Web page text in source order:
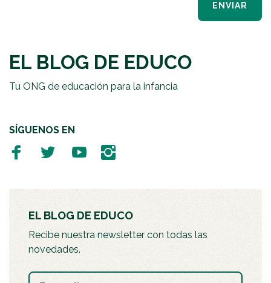
ENVIAR
EL BLOG DE EDUCO
Tu ONG de educación para la infancia
SÍGUENOS EN
EL BLOG DE EDUCO
Recibe nuestra newsletter con todas las
novedades.